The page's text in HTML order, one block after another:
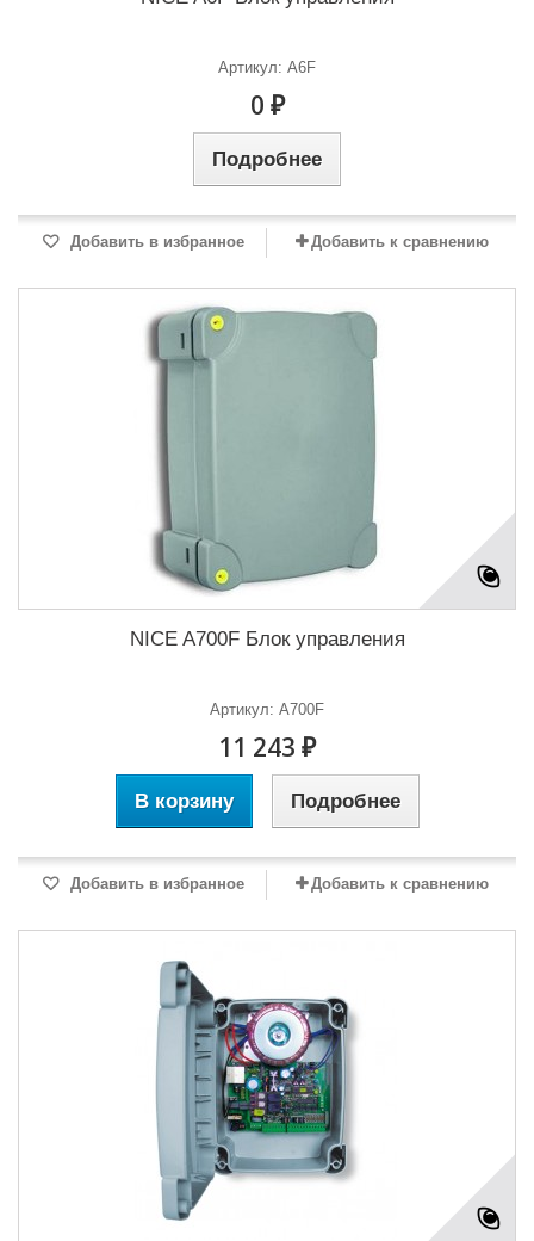
Артикул: A6F
0 ₽
Подробнее
Добавить в избранное Добавить к сравнению
NICE A700F Блок управления
Артикул: A700F
11 243 ₽
В корзину Подробнее
Добавить в избранное Добавить к сравнению